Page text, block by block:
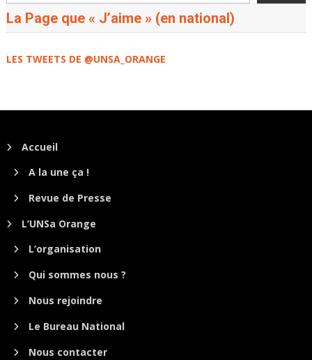
La Page que « J’aime » (en national)
LES TWEETS DE @UNSA_ORANGE
Accueil
A la une ça !
Revue de Presse
L’UNSa Orange
L’organisation
Qui sommes nous ?
Nous rejoindre
Le Bureau National
Nous contacter